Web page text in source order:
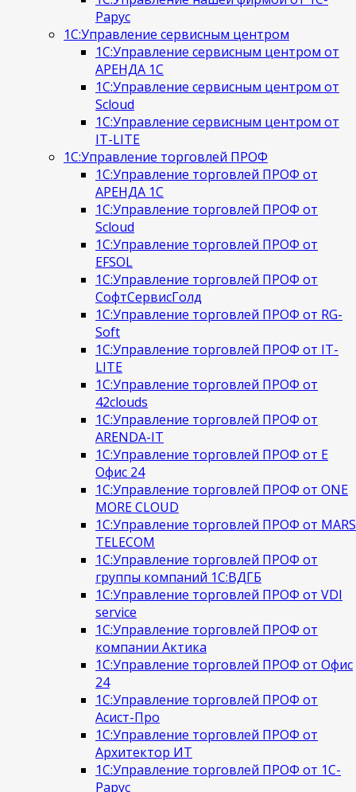
Рарус
1С:Управление сервисным центром
1С:Управление сервисным центром от
АРЕНДА 1С
1С:Управление сервисным центром от
Scloud
1С:Управление сервисным центром от
IT-LITE
1С:Управление торговлей ПРОФ
1С:Управление торговлей ПРОФ от
АРЕНДА 1С
1С:Управление торговлей ПРОФ от
Scloud
1С:Управление торговлей ПРОФ от
EFSOL
1С:Управление торговлей ПРОФ от
СофтСервисГолд
1С:Управление торговлей ПРОФ от RG-
Soft
1С:Управление торговлей ПРОФ от IT-
LITE
1С:Управление торговлей ПРОФ от
42clouds
1С:Управление торговлей ПРОФ от
ARENDA-IT
1С:Управление торговлей ПРОФ от Е
Офис 24
1С:Управление торговлей ПРОФ от ONE
MORE CLOUD
1С:Управление торговлей ПРОФ от MARS
TELECOM
1С:Управление торговлей ПРОФ от
группы компаний 1С:ВДГБ
1С:Управление торговлей ПРОФ от VDI
service
1С:Управление торговлей ПРОФ от
компании Актика
1С:Управление торговлей ПРОФ от Офис
24
1С:Управление торговлей ПРОФ от
Асист-Про
1С:Управление торговлей ПРОФ от
Архитектор ИТ
1С:Управление торговлей ПРОФ от 1С-
Рарус